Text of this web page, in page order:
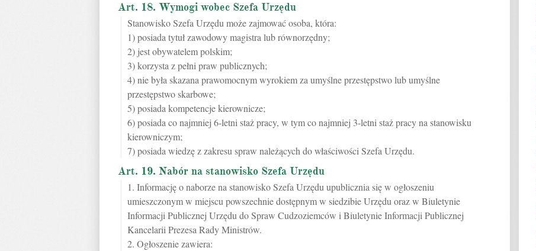
Art. 18. Wymogi wobec Szefa Urzędu
Stanowisko Szefa Urzędu może zajmować osoba, która:
1) posiada tytuł zawodowy magistra lub równorzędny;
2) jest obywatelem polskim;
3) korzysta z pełni praw publicznych;
4) nie była skazana prawomocnym wyrokiem za umyślne przestępstwo lub umyślne
przestępstwo skarbowe;
5) posiada kompetencje kierownicze;
6) posiada co najmniej 6-letni staż pracy, w tym co najmniej 3-letni staż pracy na stanowisku
kierowniczym;
7) posiada wiedzę z zakresu spraw należących do właściwości Szefa Urzędu.
Art. 19. Nabór na stanowisko Szefa Urzędu
1. Informację o naborze na stanowisko Szefa Urzędu upublicznia się w ogłoszeniu
umieszczonym w miejscu powszechnie dostępnym w siedzibie Urzędu oraz w Biuletynie
Informacji Publicznej Urzędu do Spraw Cudzoziemców i Biuletynie Informacji Publicznej
Kancelarii Prezesa Rady Ministrów.
2. Ogłoszenie zawiera: